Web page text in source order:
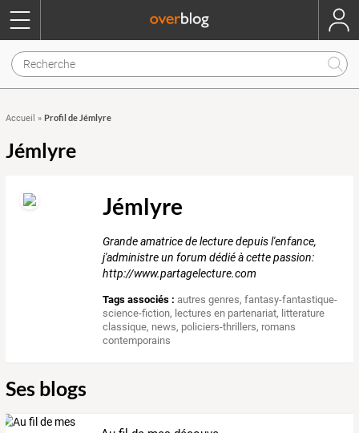
Accueil » Profil de Jémlyre
Jémlyre
Jémlyre
Grande amatrice de lecture depuis l'enfance,
j'administre un forum dédié à cette passion:
http://www.partagelecture.com
Tags associés : autres genres,fantasy-fantastique-
science-fiction, lectures en partenariat, litterature
classique, news, policiers-thrillers, romans
contemporains
Ses blogs